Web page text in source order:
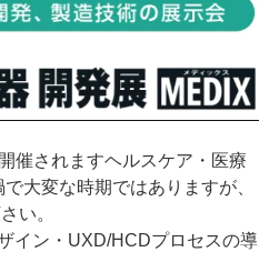
催されますヘルスケア・医療
大変な時期ではありますが、
い。
イン・UXD/HCDプロセスの導